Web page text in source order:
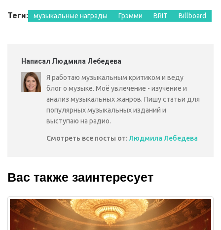
Теги: музыкальные награды Грэмми BRIT Billboard
Написал Людмила Лебедева
Я работаю музыкальным критиком и веду
блог о музыке. Моё увлечение - изучение и
анализ музыкальных жанров. Пишу статьи для
популярных музыкальных изданий и
выступаю на радио.
Смотреть все посты от:Людмила Лебедева
Вас также заинтересует